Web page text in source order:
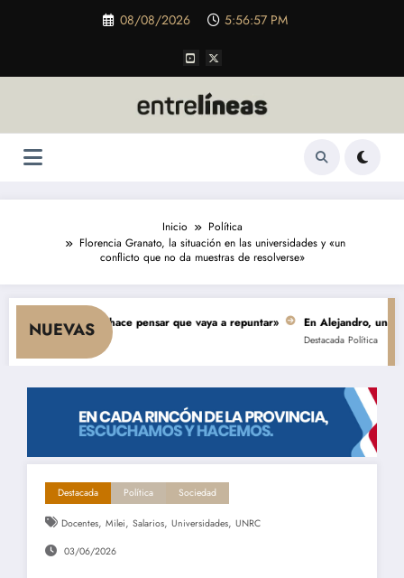
08/08/2026 5:56:58 PM
Inicio
Política
Florencia Granato, la situación en las universidades y «un
conflicto que no da muestras de resolverse»
NUEVAS
y nada hace pensar que vaya a repuntar» En Alejandro, una obra de
Política
Destacada Política Sociedad
Docentes, Milei, Salarios, Universidades, UNRC
03/06/2026